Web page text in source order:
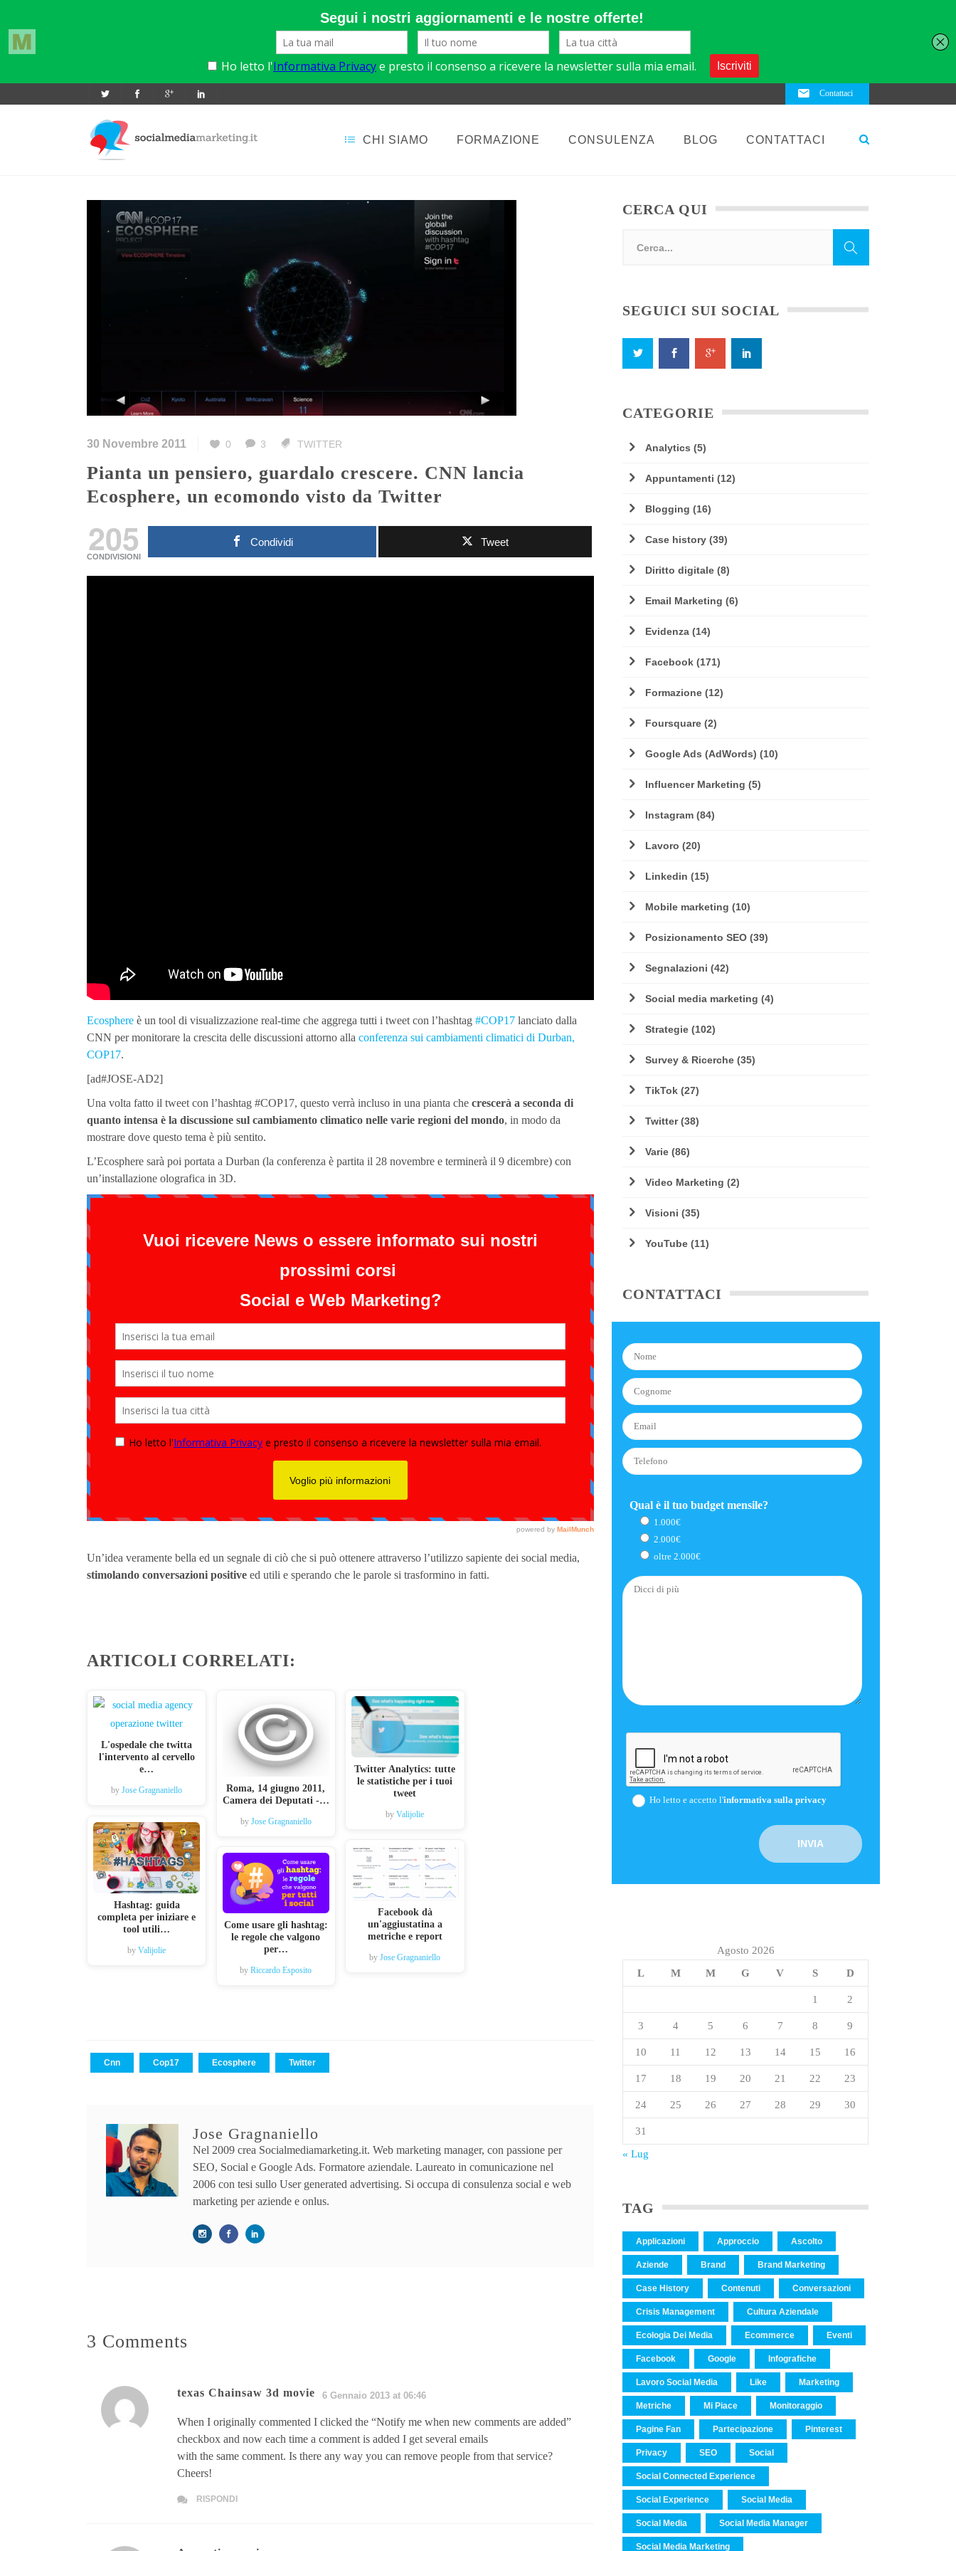
Contattaci
CHI SIAMO FORMAZIONE CONSULENZA BLOG CONTATTACI
30 Novembre 2011 0 3 TWITTER
Pianta un pensiero, guardalo crescere. CNN lancia
Ecosphere, un ecomondo visto da Twitter
205
CONDIVISIONI
Condividi Tweet
Ecosphere è un tool di visualizzazione real-time che aggrega tutti i tweet con l’hashtag #COP17 lanciato dalla
CNN per monitorare la crescita delle discussioni attorno alla conferenza sui cambiamenti climatici di Durban,
COP17.
[ad#JOSE-AD2]
Una volta fatto il tweet con l’hashtag #COP17, questo verrà incluso in una pianta che crescerà a seconda di
quanto intensa è la discussione sul cambiamento climatico nelle varie regioni del mondo, in modo da
mostrare dove questo tema è più sentito.
L’Ecosphere sarà poi portata a Durban (la conferenza è partita il 28 novembre e terminerà il 9 dicembre) con
un’installazione olografica in 3D.
Un’idea veramente bella ed un segnale di ciò che si può ottenere attraverso l’utilizzo sapiente dei social media,
stimolando conversazioni positive ed utili e sperando che le parole si trasformino in fatti.
ARTICOLI CORRELATI:
L'ospedale che twitta
l'intervento al cervello
e…
byJose Gragnaniello
Hashtag: guida
completa per iniziare e
tool utili…
byValijolie
Roma, 14 giugno 2011,
Camera dei Deputati -…
by Jose Gragnaniello
Come usare gli hashtag:
le regole che valgono
per…
byRiccardo Esposito
Twitter Analytics: tutte
le statistiche per i tuoi
tweet
byValijolie
Facebook dà
un'aggiustatina a
metriche e report
byJose Gragnaniello
Cnn Cop17 Ecosphere Twitter
Jose Gragnaniello
Nel 2009 crea Socialmediamarketing.it. Web marketing manager, con passione per
SEO, Social e Google Ads. Formatore aziendale. Laureato in comunicazione nel
2006 con tesi sullo User generated advertising. Si occupa di consulenza social e web
marketing per aziende e onlus.
3 Comments
texas Chainsaw 3d movie 6 Gennaio 2013 at 06:46
When I originally commented I clicked the “Notify me when new comments are added”
checkbox and now each time a comment is added I get several emails
with the same comment. Is there any way you can remove people from that service?
Cheers!
RISPONDI
CERCA QUI
SEGUICI SUI SOCIAL
CATEGORIE
Analytics (5)
Appuntamenti (12)
Blogging (16)
Case history (39)
Diritto digitale (8)
Email Marketing (6)
Evidenza (14)
Facebook (171)
Formazione (12)
Foursquare (2)
Google Ads (AdWords) (10)
Influencer Marketing (5)
Instagram (84)
Lavoro (20)
Linkedin (15)
Mobile marketing (10)
Posizionamento SEO (39)
Segnalazioni (42)
Social media marketing (4)
Strategie (102)
Survey & Ricerche (35)
TikTok (27)
Twitter(38)
Varie (86)
Video Marketing (2)
Visioni (35)
YouTube (11)
CONTATTACI
Qual è il tuo budget mensile?
1.000€
2.000€
oltre 2.000€
Ho letto e accetto l'informativa sulla privacy
Agosto 2026
L
M M G V S D
1 2
3 4 5 6 7 8 9
10 11 12 13 14 15 16
17 18 19 20 21 22 23
24 25 26 27 28 29 30
31
« Lug
TAG
Applicazioni Approccio Ascolto
Aziende Brand Brand Marketing
Case History Contenuti Conversazioni
Crisis Management Cultura Aziendale
Ecologia Dei Media Ecommerce Eventi
Facebook Google Infografiche
Lavoro Social Media Like Marketing
Metriche Mi Piace Monitoraggio
Pagine Fan Partecipazione Pinterest
Privacy SEO Social
Social Connected Experience
Social Experience Social Media
Social Media Social Media Manager
Social Media Marketing